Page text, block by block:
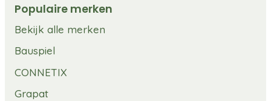
Populaire merken
Bekijk alle merken
Bauspiel
CONNETIX
Grapat